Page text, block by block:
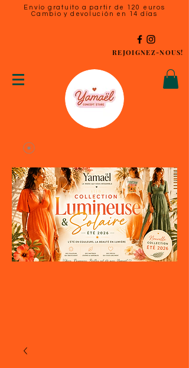
Envío gratuito a partir de 120 euros
Cambio y devolución en 14 días
REJOIGNEZ-NOUS!